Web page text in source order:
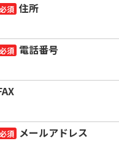
必須 住所
必須 電話番号
必須 メールアドレス